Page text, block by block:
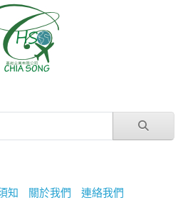
知 關於我們 連絡我們